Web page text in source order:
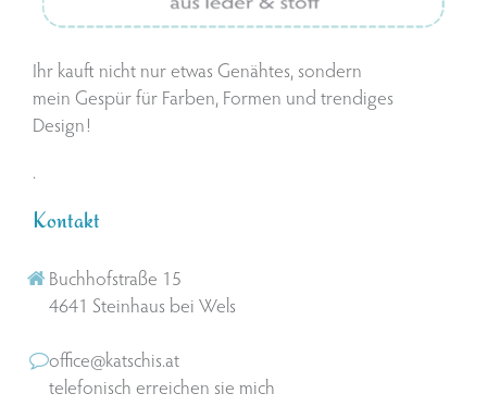
Ihr kauft nicht nur etwas Genähtes, sondern
mein Gespür für Farben, Formen und trendiges
Design!
.
Kontakt
Buchhofstraße 15
4641 Steinhaus bei Wels
office@katschis.at
telefonisch erreichen sie mich